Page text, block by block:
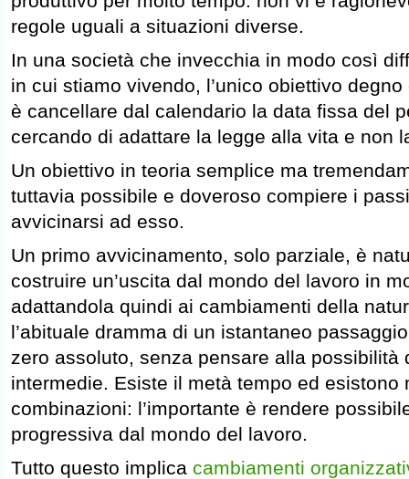
regole uguali a situazioni diverse.
In una società che invecchia in modo così
in cui stiamo vivendo, l’unico obiettivo
è cancellare dal calendario la data fissa del
cercando di adattare la legge alla vita e non
Un obiettivo in teoria semplice ma
tuttavia possibile e doveroso compiere i
avvicinarsi ad esso.
Un primo avvicinamento, solo parziale, è
costruire un’uscita dal mondo del lavoro in
adattandola quindi ai cambiamenti della
l’abituale dramma di un istantaneo
zero assoluto, senza pensare alla possibilità
intermedie. Esiste il metà tempo ed esistono
combinazioni: l’importante è rendere
progressiva dal mondo del lavoro.
Tutto questo implica cambiamenti